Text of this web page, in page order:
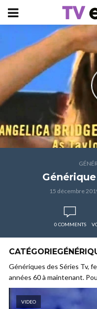
15 décembre
0 COMMENTS
Génériques des Séries Tv,
années 60 à maintenant.
VIDEO